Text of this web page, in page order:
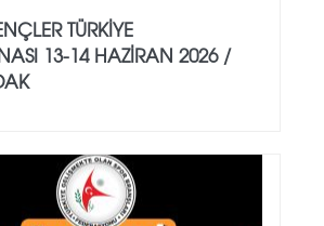
TÜRKİYE
13-14 HAZİRAN 2026 /